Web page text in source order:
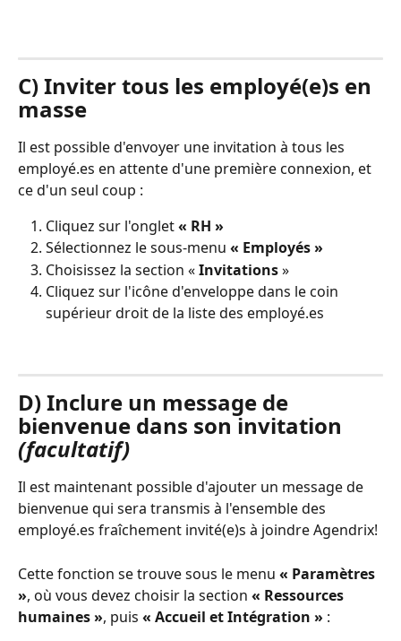
C) Inviter tous les employé(e)s en
masse
Il est possible d'envoyer une invitation à tous les
employé.es en attente d'une première connexion, et
ce d'un seul coup :
Cliquez sur l'onglet « RH »
Sélectionnez le sous-menu « Employés »
Choisissez la section « Invitations »
Cliquez sur l'icône d'enveloppe dans le coin
supérieur droit de la liste des employé.es
D) Inclure un message de
bienvenue dans son invitation
(facultatif)
Il est maintenant possible d'ajouter un message de
bienvenue qui sera transmis à l'ensemble des
employé.es fraîchement invité(e)s à joindre Agendrix!
Cette fonction se trouve sous le menu « Paramètres
», où vous devez choisir la section « Ressources
humaines », puis « Accueil et Intégration » :